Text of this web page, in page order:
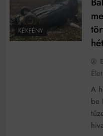
koponyájába
Ki akarsz törni. De miből?
Az öregség nem csak ránc?
Az ördög még mindig
Mindenki a világot akarja
Bitumenes lapostetők: a
működik, ha jól van felújítva
KÉKFÉNY
Élet
A
be